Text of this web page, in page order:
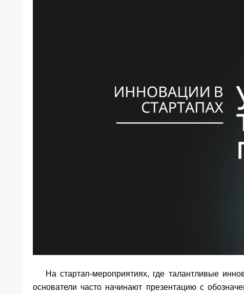
На стартап-мероприятиях, где талантливые
основатели часто начинают презентацию с